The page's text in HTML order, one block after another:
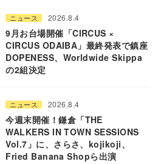
ニュース 2026.8.4
9月お台場開催「CIRCUS ×
CIRCUS ODAIBA」最終発表で鎮座
DOPENESS、Worldwide Skippa
の2組決定
ニュース 2026.8.4
今週末開催！鎌倉「THE
WALKERS IN TOWN SESSIONS
Vol.7」に、さらさ、kojikoji、
Fried Banana Shopら出演